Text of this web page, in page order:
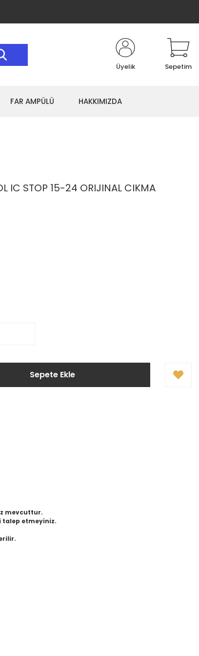
Üyelik Sepetim
FAR AMPÜLÜ HAKKIMIZDA
IC STOP 15-24 ORIJINAL CIKMA
Sepete Ekle
mevcuttur.
talep etmeyiniz.